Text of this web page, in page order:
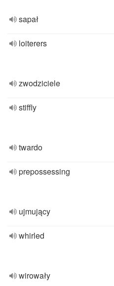
sapał
loiterers
zwodziciele
stiffly
twardo
prepossessing
ujmujący
whirled
wirowały